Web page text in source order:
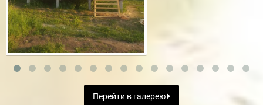
Перейти в галерею